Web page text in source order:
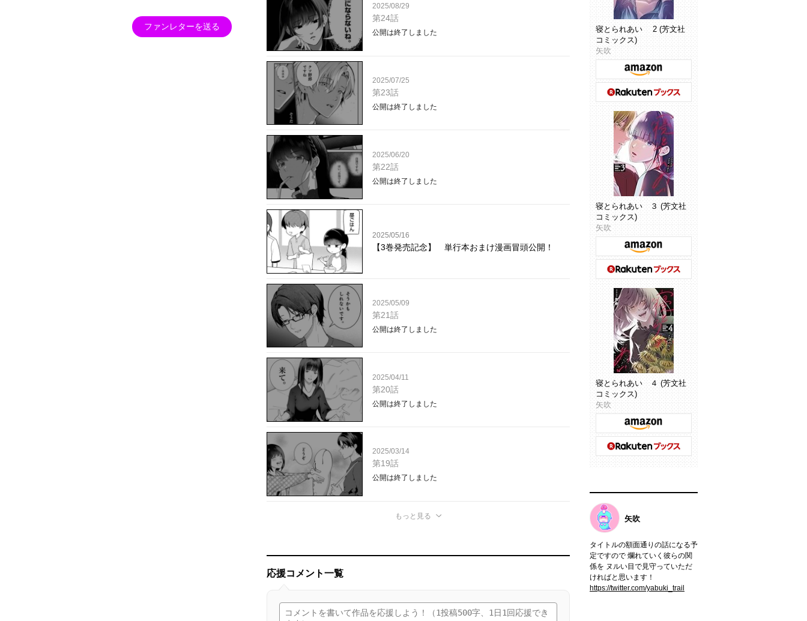
ファンレターを送る
2025/08/29
第24話
公開は終了しました
2025/07/25
第23話
公開は終了しました
2025/06/20
第22話
公開は終了しました
2025/05/16
【3巻発売記念】 単行本おまけ漫画冒頭公開！
2025/05/09
第21話
公開は終了しました
2025/04/11
第20話
公開は終了しました
2025/03/14
第19話
公開は終了しました
もっと見る
応援コメント一覧
寝とられあい 2 (芳文社
コミックス)
矢吹
寝とられあい ３ (芳文社
コミックス)
矢吹
寝とられあい ４ (芳文社
コミックス)
矢吹
矢吹
タイトルの額面通りの話になる予
定ですので 爛れていく彼らの関
係を ヌルい目で見守っていただ
ければと思います！
https://twitter.com/yabuki_trail